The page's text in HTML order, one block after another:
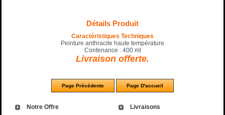
Notre Offre Livraisons
Détails Produit
Caractéristiques Techniques
Peinture anthracite haute température
Contenance : 400 ml
Livraison offerte.